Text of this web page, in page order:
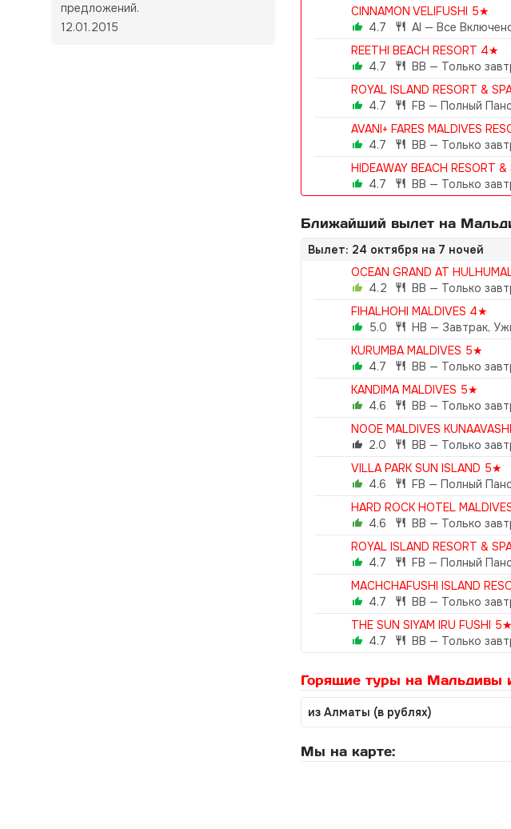
предложений.
12.01.2015
CINNAMON VELIFUSHI 5★
4.7
AI — Все
REETHI BEACH RESORT 4★
4.7
BB — Только
ROYAL ISLAND RESORT &
4.7
FB — Полный
AVANI+ FARES MALDIVES
4.7
BB — Только
HIDEAWAY BEACH RESORT
4.7
BB — Только
Ближайший вылет на
Вылет: 24 октября на 7 ночей
OCEAN GRAND AT
4.2
BB — Только
FIHALHOHI MALDIVES 4★
5.0
HB — Завтрак,
KURUMBA MALDIVES 5★
4.7
BB — Только
KANDIMA MALDIVES 5★
4.6
BB — Только
NOOE MALDIVES
2.0
BB — Только
VILLA PARK SUN ISLAND 5★
4.6
FB — Полный
HARD ROCK HOTEL
4.6
BB — Только
ROYAL ISLAND RESORT &
4.7
FB — Полный
MACHCHAFUSHI ISLAND
4.7
BB — Только
THE SUN SIYAM IRU FUSHI 5★
4.7
BB — Только
Горящие туры на Мальдивы
из Алматы (в рублях)
Мы на карте: